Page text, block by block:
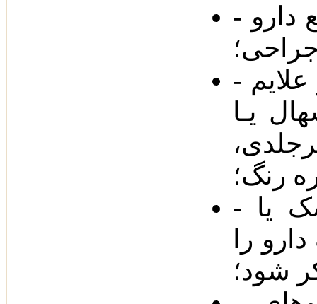
- در صورت تصمیم به جراحی‌، قطع دارو
- مراجعه به پزشک در صورت بروز علایم
یـا
رنگ؛
- در صورت مراجعه به دندان‌پزشک یا
را
شود؛